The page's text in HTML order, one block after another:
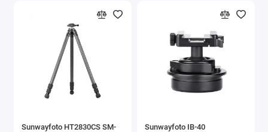
Sunwayfoto HT2830CS SM-
Sunwayfoto IB-40